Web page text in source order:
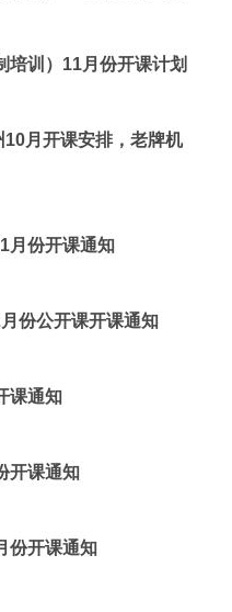
培训）11月份开课计划
月开课安排，老牌机
月份开课通知
份公开课开课通知
课通知
开课通知
份开课通知